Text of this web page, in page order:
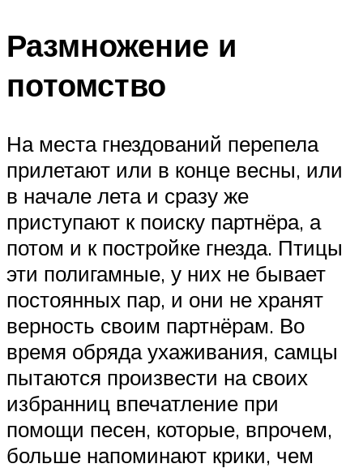
Размножение и
потомство
На места гнездований перепела
прилетают или в конце весны, или
в начале лета и сразу же
приступают к поиску партнёра, а
потом и к постройке гнезда. Птицы
эти полигамные, у них не бывает
постоянных пар, и они не хранят
верность своим партнёрам. Во
время обряда ухаживания, самцы
пытаются произвести на своих
избранниц впечатление при
помощи песен, которые, впрочем,
больше напоминают крики, чем